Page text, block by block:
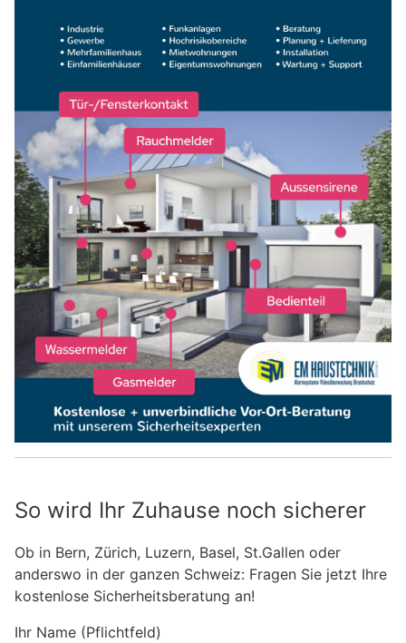
So wird Ihr Zuhause noch sicherer
Ob in Bern, Zürich, Luzern, Basel, St.Gallen oder
anderswo in der ganzen Schweiz: Fragen Sie jetzt Ihre
kostenlose Sicherheitsberatung an!
Ihr Name (Pflichtfeld)